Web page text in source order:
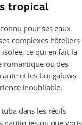
tropical
pour ses eaux
complexes hôteliers
ce qui en fait la
romantique ou des
et les bungalows
inoubliable.
dans les récifs
nautiques ou que vous